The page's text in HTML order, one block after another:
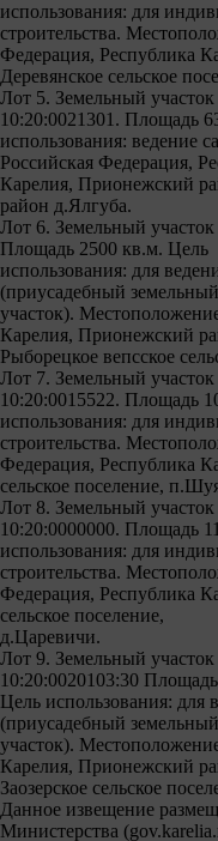
использования: для
строительства.
Федерация, Республика
Деревянское сельское
Лот 5. Земельный участок
10:20:0021301. Площадь
использования: ведение
Российская Федерация,
Карелия, Прионежский
район д.Ялгуба.
Лот 6. Земельный участок
Площадь 2500 кв.м. Цель
использования: для
(приусадебный земельный
участок).
Карелия, Прионежский
Рыборецкое вепсское
Лот 7. Земельный участок
10:20:0015522. Площадь
использования: для
строительства.
Федерация, Республика
сельское поселение,
Лот 8. Земельный участок
10:20:0000000. Площадь
использования: для
строительства.
Федерация, Республика
сельское поселение,
д.Царевичи.
Лот 9. Земельный
10:20:0020103:30
Цель использования: для
(приусадебный земельный
участок).
Карелия, Прионежский
Заозерское сельское
Данное извещение
Министерства